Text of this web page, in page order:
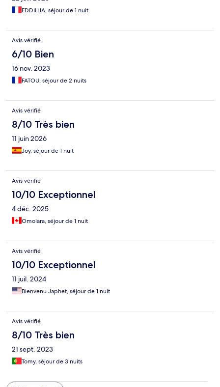
EDDILLIA, séjour de 1 nuit
Avis vérifié
6/10 Bien
16 nov. 2023
FATOU, séjour de 2 nuits
Avis vérifié
8/10 Très bien
11 juin 2026
Joy, séjour de 1 nuit
Avis vérifié
10/10 Exceptionnel
4 déc. 2025
Omolara, séjour de 1 nuit
Avis vérifié
10/10 Exceptionnel
11 juil. 2024
Bienvenu Japhet, séjour de 1 nuit
Avis vérifié
8/10 Très bien
21 sept. 2023
Tomy, séjour de 3 nuits